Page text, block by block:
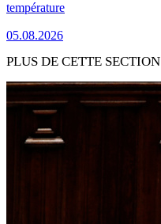
température
05.08.2026
PLUS DE CETTE SECTION